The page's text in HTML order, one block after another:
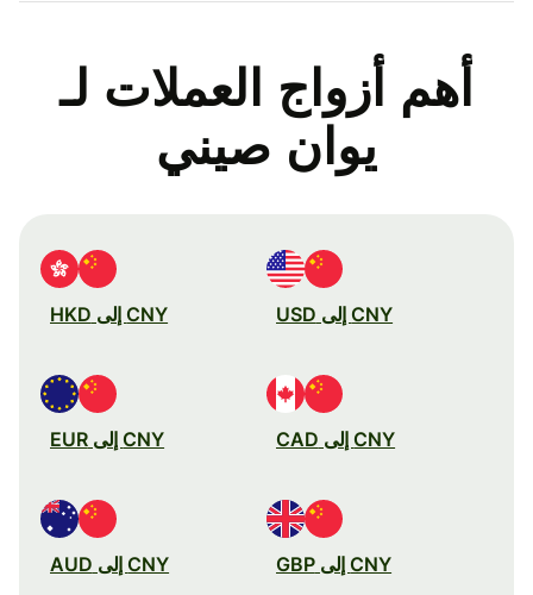
أهم أزواج العملات لـ
يوان صيني
CNY إلى USD CNY إلى HKD
CNY إلى CAD CNY إلى EUR
CNY إلى GBP CNY إلى AUD